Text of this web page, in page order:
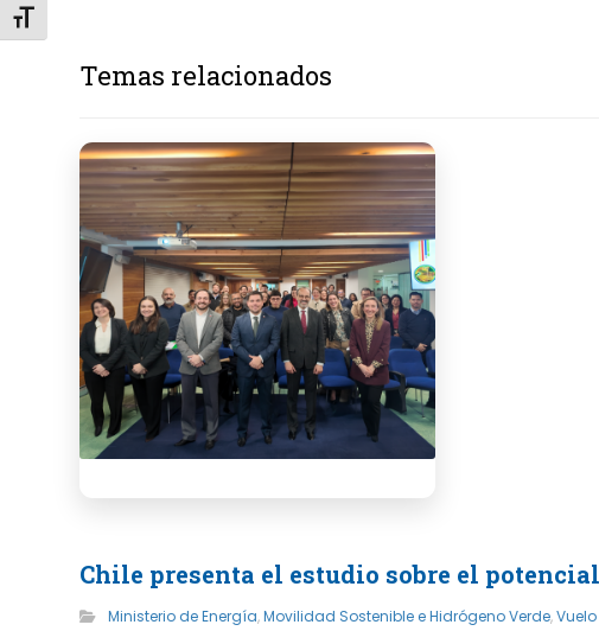
Alternar tamaño de letra
Temas relacionados
Chile presenta el estudio sobre el
Ministerio de Energía,Movilidad Sostenible e Hidrógeno Verde,